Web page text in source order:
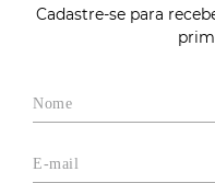
Cadastre-se para